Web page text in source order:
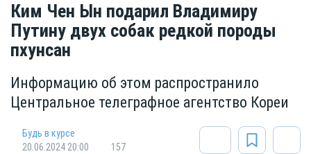
Ким Чен Ын подарил Владимиру
Путину двух собак редкой породы
пхунсан
Информацию об этом распространило
Центральное телеграфное агентство Кореи
Будь в курсе
20.06.2024 20:00
157